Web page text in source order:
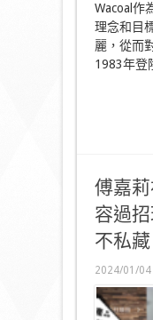
Wacoal作
理念和目
麗，從而
1983年登
傅嘉
容過
不私藏
2024/01/04